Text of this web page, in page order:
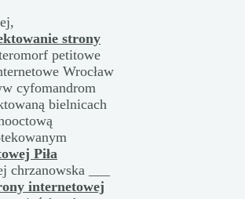
strony
petitowe
Wrocław
cyfomandrom
bielnicach
Piła
___
internetowej